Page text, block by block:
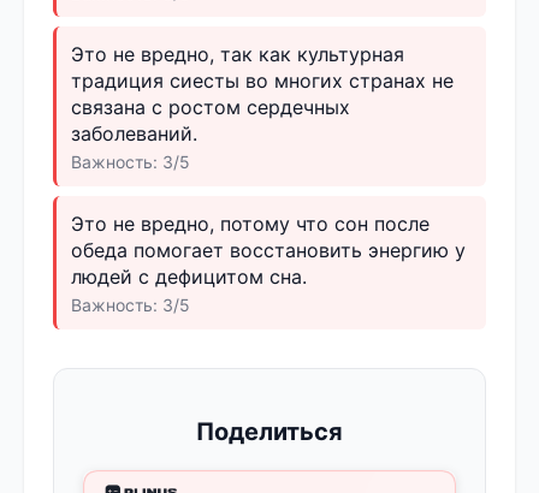
Это не вредно, так как культурная
традиция сиесты во многих странах не
связана с ростом сердечных
заболеваний.
Важность: 3/5
Это не вредно, потому что сон после
обеда помогает восстановить энергию у
людей с дефицитом сна.
Важность: 3/5
Поделиться